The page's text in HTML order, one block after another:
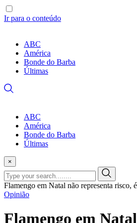
Ir para o conteúdo
ABC
América
Bonde do Barba
Últimas
ABC
América
Bonde do Barba
Últimas
×
Flamengo em Natal não representa risco,
Opinião
Flamengo em